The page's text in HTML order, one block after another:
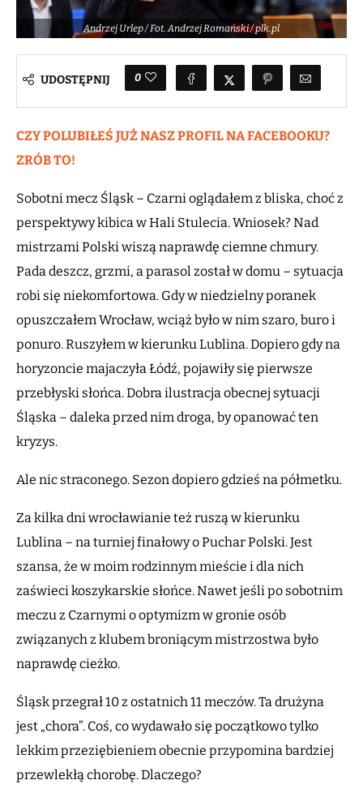
Andrzej Urlep / Fot. Andrzej Romański / plk.pl
UDOSTĘPNIJ 0
CZY POLUBIŁEŚ JUŻ NASZ PROFIL NA FACEBOOKU?
ZRÓB TO!
Sobotni mecz Śląsk – Czarni oglądałem z bliska, choć z
perspektywy kibica w Hali Stulecia. Wniosek? Nad
mistrzami Polski wiszą naprawdę ciemne chmury.
Pada deszcz, grzmi, a parasol został w domu – sytuacja
robi się niekomfortowa. Gdy w niedzielny poranek
opuszczałem Wrocław, wciąż było w nim szaro, buro i
ponuro. Ruszyłem w kierunku Lublina. Dopiero gdy na
horyzoncie majaczyła Łódź, pojawiły się pierwsze
przebłyski słońca. Dobra ilustracja obecnej sytuacji
Śląska – daleka przed nim droga, by opanować ten
kryzys.
Ale nic straconego. Sezon dopiero gdzieś na półmetku.
Za kilka dni wrocławianie też ruszą w kierunku
Lublina – na turniej finałowy o Puchar Polski. Jest
szansa, że w moim rodzinnym mieście i dla nich
zaświeci koszykarskie słońce. Nawet jeśli po sobotnim
meczu z Czarnymi o optymizm w gronie osób
związanych z klubem broniącym mistrzostwa było
naprawdę cieżko.
Śląsk przegrał 10 z ostatnich 11 meczów. Ta drużyna
jest „chora”. Coś, co wydawało się początkowo tylko
lekkim przeziębieniem obecnie przypomina bardziej
przewlekłą chorobę. Dlaczego?